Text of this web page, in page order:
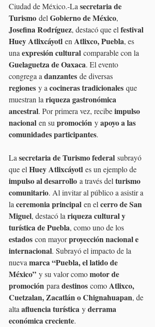
Ciudad de México.-La secretaria de
Turismo del Gobierno de México,
Josefina Rodríguez, destacó que el festival
Huey Atlixcáyotl en Atlixco, Puebla, es
una expresión cultural comparable con la
Guelaguetza de Oaxaca. El evento
congrega a danzantes de diversas
regiones y a cocineras tradicionales que
muestran la riqueza gastronómica
ancestral. Por primera vez, recibe impulso
nacional en su promoción y apoyo a las
comunidades participantes.
La secretaria de Turismo federal subrayó
que el Huey Atlixcáyotl es un ejemplo de
impulso al desarrollo a través del turismo
comunitario. Al invitar al público a asistir a
la ceremonia principal en el cerro de San
Miguel, destacó la riqueza cultural y
turística de Puebla, como uno de los
estados con mayor proyección nacional e
internacional. Subrayó el impacto de la
nueva marca “Puebla, el latido de
México” y su valor como motor de
promoción para destinos como Atlixco,
Cuetzalan, Zacatlán o Chignahuapan, de
alta afluencia turística y derrama
económica creciente.